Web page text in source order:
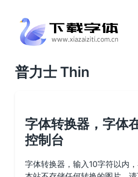
普力士 Thin
字体转换器，字体
控制台
字体转换器，输入10字符以内